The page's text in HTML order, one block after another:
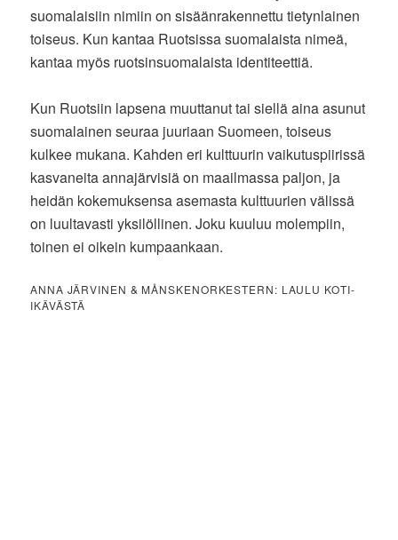
suomalaisiin nimiin on sisäänrakennettu tietynlainen
toiseus. Kun kantaa Ruotsissa suomalaista nimeä,
kantaa myös ruotsinsuomalaista identiteettiä.
Kun Ruotsiin lapsena muuttanut tai siellä aina asunut
suomalainen seuraa juuriaan Suomeen, toiseus
kulkee mukana. Kahden eri kulttuurin vaikutuspiirissä
kasvaneita annajärvisiä on maailmassa paljon, ja
heidän kokemuksensa asemasta kulttuurien välissä
on luultavasti yksilöllinen. Joku kuuluu molempiin,
toinen ei oikein kumpaankaan.
ANNA JÄRVINEN & MÅNSKENORKESTERN: LAULU KOTI-
IKÄVÄSTÄ